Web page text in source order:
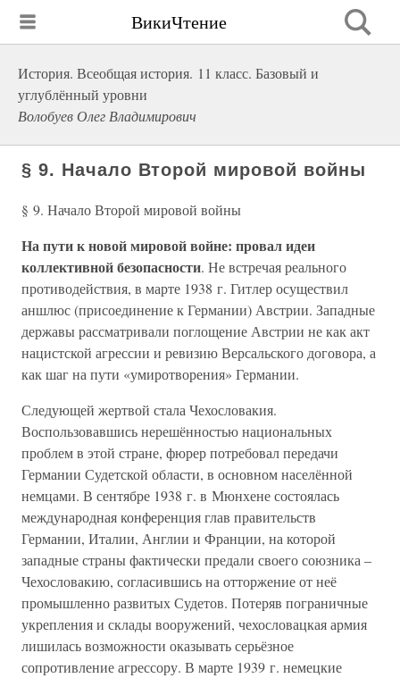
ВикиЧтение
История. Всеобщая история. 11 класс. Базовый и
углублённый уровни
Волобуев Олег Владимирович
§ 9. Начало Второй мировой войны
§ 9. Начало Второй мировой войны
На пути к новой мировой войне: провал идеи
коллективной безопасности. Не встречая реального
противодействия, в марте 1938 г. Гитлер осуществил
аншлюс (присоединение к Германии) Австрии. Западные
державы рассматривали поглощение Австрии не как акт
нацистской агрессии и ревизию Версальского договора, а
как шаг на пути «умиротворения» Германии.
Следующей жертвой стала Чехословакия.
Воспользовавшись нерешённостью национальных
проблем в этой стране, фюрер потребовал передачи
Германии Судетской области, в основном населённой
немцами. В сентябре 1938 г. в Мюнхене состоялась
международная конференция глав правительств
Германии, Италии, Англии и Франции, на которой
западные страны фактически предали своего союзника –
Чехословакию, согласившись на отторжение от неё
промышленно развитых Судетов. Потеряв пограничные
укрепления и склады вооружений, чехословацкая армия
лишилась возможности оказывать серьёзное
сопротивление агрессору. В марте 1939 г. немецкие